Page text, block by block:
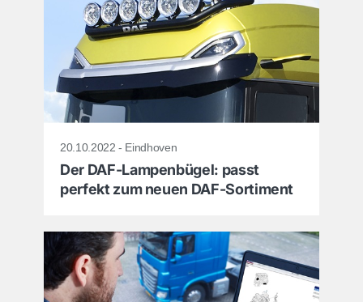
20.10.2022 - Eindhoven
Der DAF-Lampenbügel: passt
perfekt zum neuen DAF-Sortiment